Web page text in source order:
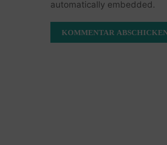
automatically embedded.